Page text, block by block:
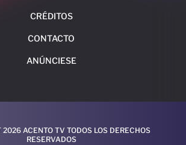
CRÉDITOS
CONTACTO
ANÚNCIESE
ACENTO TV TODOS LOS DERECHOS
RESERVADOS